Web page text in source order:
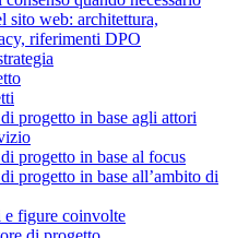
sito web: architettura,
riferimenti DPO
progetto in base agli attori
progetto in base al focus
progetto in base all’ambito di
e figure coinvolte